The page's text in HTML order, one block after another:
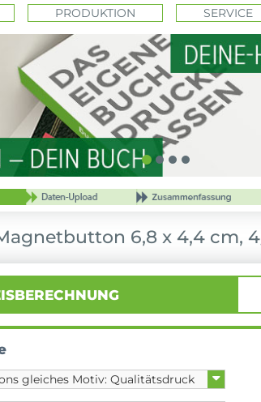
PRODUKTION SERVICE
6,8 x 4,4 cm,